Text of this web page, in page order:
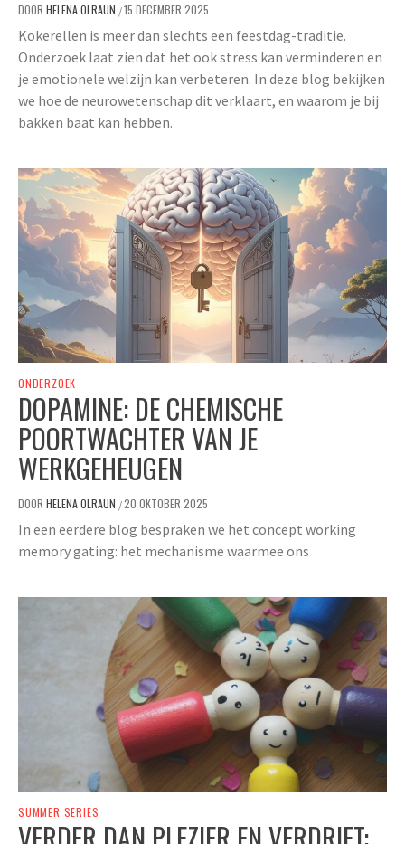
DOOR HELENA OLRAUN /15 DECEMBER 2025
Kokerellen is meer dan slechts een feestdag-traditie.
Onderzoek laat zien dat het ook stress kan verminderen en
je emotionele welzijn kan verbeteren. In deze blog bekijken
we hoe de neurowetenschap dit verklaart, en waarom je bij
bakken baat kan hebben.
ONDERZOEK
DOPAMINE: DE CHEMISCHE
POORTWACHTER VAN JE
WERKGEHEUGEN
DOOR HELENA OLRAUN /20 OKTOBER 2025
In een eerdere blog bespraken we het concept working
memory gating: het mechanisme waarmee ons
SUMMER SERIES